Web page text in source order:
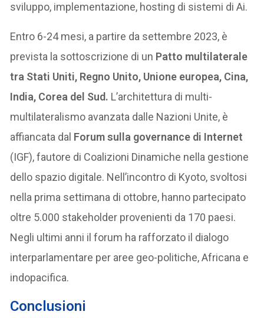
sviluppo, implementazione, hosting di sistemi di Ai.
Entro 6-24 mesi, a partire da settembre 2023, è
prevista la sottoscrizione di un Patto multilaterale
tra Stati Uniti, Regno Unito, Unione europea, Cina,
India, Corea del Sud. L’architettura di multi-
multilateralismo avanzata dalle Nazioni Unite, è
affiancata dal Forum sulla governance di Internet
(IGF), fautore di Coalizioni Dinamiche nella gestione
dello spazio digitale. Nell’incontro di Kyoto, svoltosi
nella prima settimana di ottobre, hanno partecipato
oltre 5.000 stakeholder provenienti da 170 paesi.
Negli ultimi anni il forum ha rafforzato il dialogo
interparlamentare per aree geo-politiche, Africana e
indopacifica.
Conclusioni